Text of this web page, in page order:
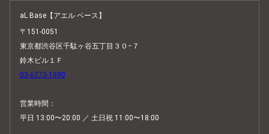
aL Base【アエル ベース】
〒151-0051
東京都渋谷区千駄ヶ谷五丁目３０−７
鈴木ビル１Ｆ
03-6273-1590
営業時間：
平日 13:00〜20:00 ／ 土日祝 11:00〜18:00